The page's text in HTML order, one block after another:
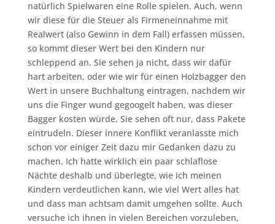
natürlich Spielwaren eine Rolle spielen. Auch, wenn
wir diese für die Steuer als Firmeneinnahme mit
Realwert (also Gewinn in dem Fall) erfassen müssen,
so kommt dieser Wert bei den Kindern nur
schleppend an. Sie sehen ja nicht, dass wir dafür
hart arbeiten, oder wie wir für einen Holzbagger den
Wert in unsere Buchhaltung eintragen, nachdem wir
uns die Finger wund gegoogelt haben, was dieser
Bagger kosten würde. Sie sehen oft nur, dass Pakete
eintrudeln. Dieser innere Konflikt veranlasste mich
schon vor einiger Zeit dazu mir Gedanken dazu zu
machen. Ich hatte wirklich ein paar schlaflose
Nächte deshalb und überlegte, wie ich meinen
Kindern verdeutlichen kann, wie viel Wert alles hat
und dass man achtsam damit umgehen sollte. Auch
versuche ich ihnen in vielen Bereichen vorzuleben,